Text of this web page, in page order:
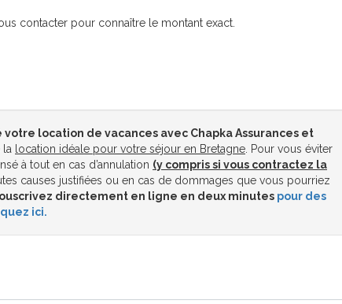
contacter pour connaître le montant exact.
location de vacances avec Chapka Assurances et
la location idéale pour votre séjour en Bretagne . Pour vous éviter
à tout en cas d’annulation (y compris si vous contractez la
causes justifiées ou en cas de dommages que vous pourriez
directement en ligne en deux minutes pour des
ici.